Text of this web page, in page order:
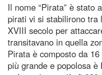
Il nome “Pirata” è stato
pirati vi si stabilirono tra
XVIII secolo per
transitavano in quella
Pirata è composto da
più grande e popolosa